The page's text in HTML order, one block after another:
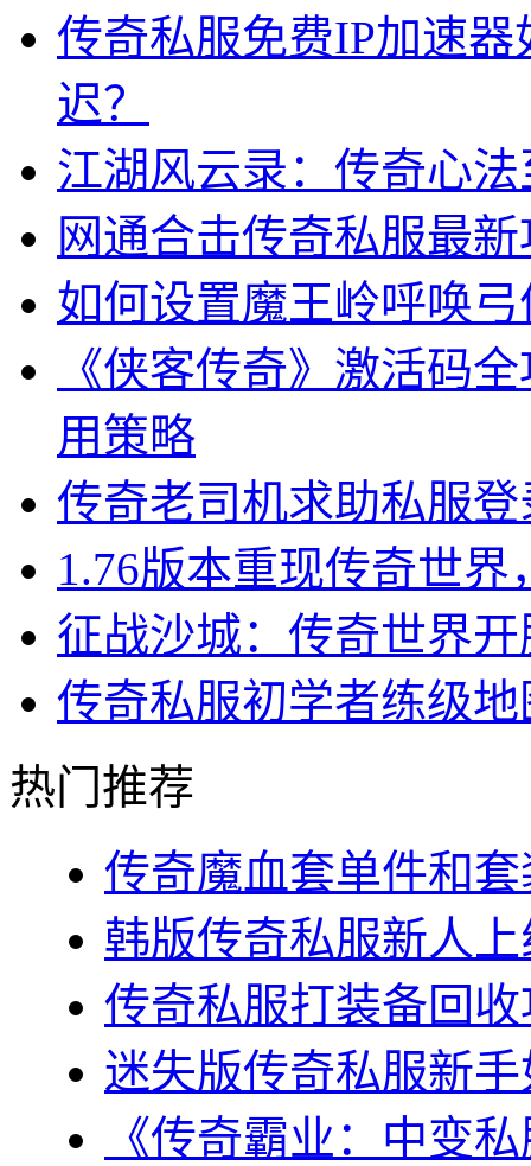
传奇私服免费IP加速
迟？
江湖风云录：传奇心
网通合击传奇私服最
如何设置魔王岭呼唤
《侠客传奇》激活码
用策略
传奇老司机求助私服
1.76版本重现传奇世
征战沙城：传奇世界
传奇私服初学者练级
热门推荐
传奇魔血套单件和
韩版传奇私服新人
传奇私服打装备回
迷失版传奇私服新
《传奇霸业：中变